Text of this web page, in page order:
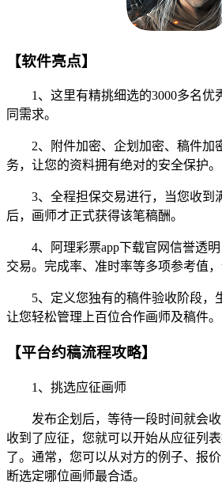
【软件亮点】
1、这里有精挑细选的3000多名优
同需求。
2、附件加密、企划加密、稿件加
务，让您的资料拥有绝对的安全保护。
3、全程担保交易进行，当您收到
后，画师才正式获得该笔稿酬。
4、阿理彩票app下载官网信誉透明
交易。完成率、准时率等多项参考值，
5、定义您独有的稿件验收阶段，生
让您轻松管理上百位合作画师及稿件。
【平台约稿流程攻略】
1、挑选应征画师
发布企划后，等待一段时间就会收
收到了应征，您就可以开始从应征列
了。通常，您可以从对方的例子、报
断选定哪位画师最合适。